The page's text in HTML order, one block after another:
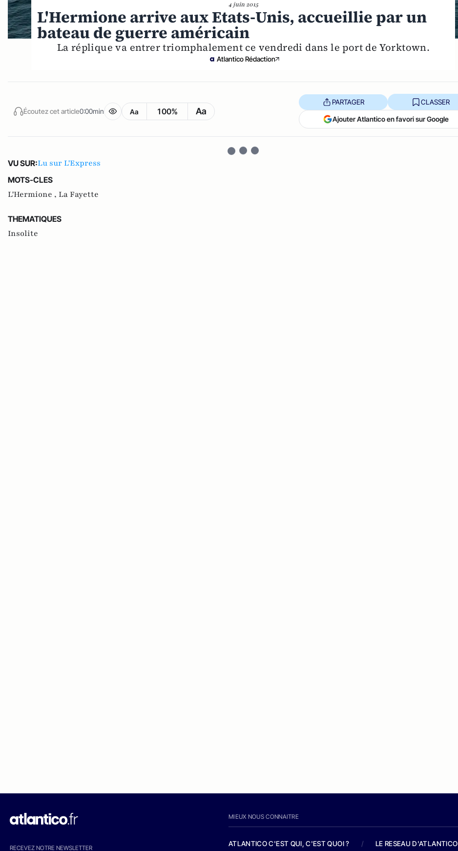
4 juin 2015
L'Hermione arrive aux Etats-Unis, accueillie par un
bateau de guerre américain
La réplique va entrer triomphalement ce vendredi dans le port de Yorktown.
Atlantico Rédaction
Écoutez cet article0:00min Aa 100% Aa
PARTAGER CLASSER
Ajouter Atlantico en favori sur Google
VU SUR:Lu sur L'Express
MOTS-CLES
L'Hermione , La Fayette
THEMATIQUES
Insolite
RECEVEZ NOTRE NEWSLETTER
MIEUX NOUS CONNAITRE
ATLANTICO C'EST QUI, C'EST QUOI ? / LE RESEAU D'ATLANTICO